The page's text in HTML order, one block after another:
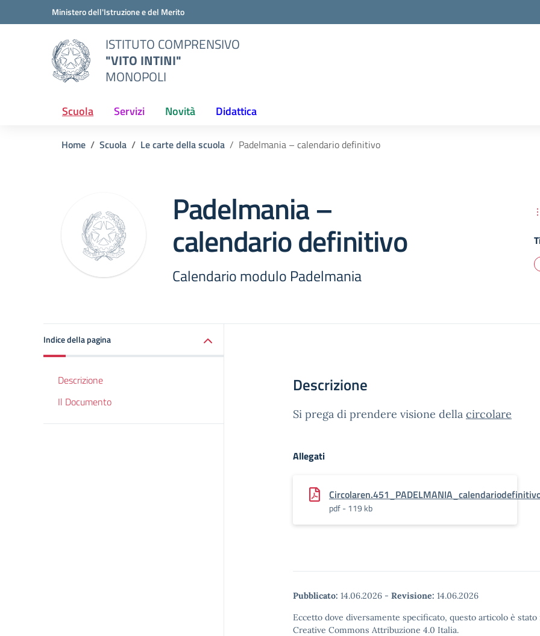
Vai ai contenuti
Vai al menu di navigazioneMinistero dell'Istruzione e del Merito
ISTITUTO COMPRENSIVO
"VITO INTINI"
MONOPOLI
Scuola Servizi Novità Didattica
Home Scuola Le carte della scuola Padelmania – calendario definitivo
Padelmania –
calendario definitivo
Calendario modulo Padelmania
Indice della pagina
Descrizione
Il Documento
Descrizione
Si prega di prendere visione della circolare
Allegati
pdf - 119 kb
Pubblicato: 14.06.2026 - Revisione: 14.06.2026
Eccetto dove diversamente specificato, questo articolo è
Creative Commons Attribuzione 4.0 Italia.